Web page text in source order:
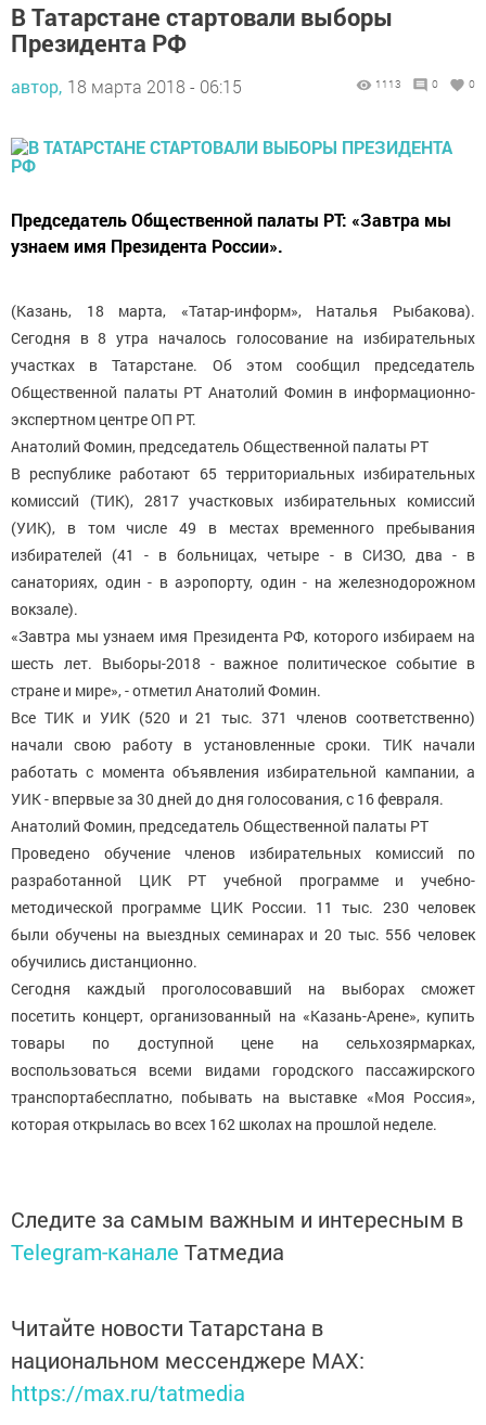
В Татарстане стартовали выборы
Президента РФ
автор, 18 марта 2018 - 06:15 1113 0 0
Председатель Общественной палаты РТ: «Завтра мы
узнаем имя Президента России».
(Казань, 18 марта, «Татар-информ», Наталья Рыбакова).
Сегодня в 8 утра началось голосование на избирательных
участках в Татарстане. Об этом сообщил председатель
Общественной палаты РТ Анатолий Фомин в информационно-
экспертном центре ОП РТ.
Анатолий Фомин, председатель Общественной палаты РТ
В республике работают 65 территориальных избирательных
комиссий (ТИК), 2817 участковых избирательных комиссий
(УИК), в том числе 49 в местах временного пребывания
избирателей (41 - в больницах, четыре - в СИЗО, два - в
санаториях, один - в аэропорту, один - на железнодорожном
вокзале).
«Завтра мы узнаем имя Президента РФ, которого избираем на
шесть лет. Выборы-2018 - важное политическое событие в
стране и мире», - отметил Анатолий Фомин.
Все ТИК и УИК (520 и 21 тыс. 371 членов соответственно)
начали свою работу в установленные сроки. ТИК начали
работать с момента объявления избирательной кампании, а
УИК - впервые за 30 дней до дня голосования, с 16 февраля.
Анатолий Фомин, председатель Общественной палаты РТ
Проведено обучение членов избирательных комиссий по
разработанной ЦИК РТ учебной программе и учебно-
методической программе ЦИК России. 11 тыс. 230 человек
были обучены на выездных семинарах и 20 тыс. 556 человек
обучились дистанционно.
Сегодня каждый проголосовавший на выборах сможет
посетить концерт, организованный на «Казань-Арене», купить
товары по доступной цене на сельхозярмарках,
воспользоваться всеми видами городского пассажирского
транспортабесплатно, побывать на выставке «Моя Россия»,
которая открылась во всех 162 школах на прошлой неделе.
Следите за самым важным и интересным в
Telegram-канале Татмедиа
Читайте новости Татарстана в
национальном мессенджере MАХ:
https://max.ru/tatmedia